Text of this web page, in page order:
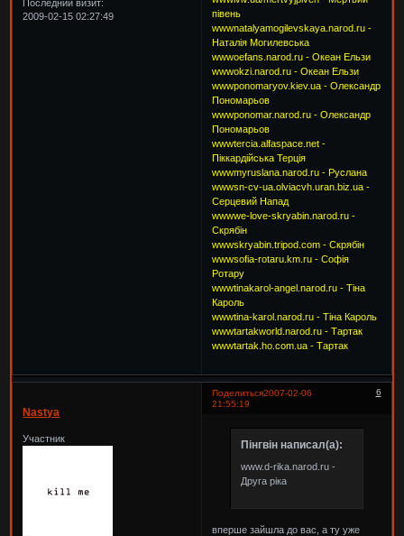
Последний визит:
2009-02-15 02:27:49
півень
wwwnatalyamogilevskaya.narod.ru -
Наталія Могилевська
wwwoefans.narod.ru - Океан Ельзи
wwwokzi.narod.ru - Океан Ельзи
wwwponomaryov.kiev.ua - Олександр
Пономарьов
wwwponomar.narod.ru - Олександр
Пономарьов
wwwtercia.alfaspace.net -
Піккардійська Терція
wwwmyruslana.narod.ru - Руслана
wwwsn-cv-ua.olviacvh.uran.biz.ua -
Серцевий Напад
wwwwe-love-skryabin.narod.ru -
Скрябін
wwwskryabin.tripod.com - Скрябін
wwwsofia-rotaru.km.ru - Софія
Ротару
wwwtinakarol-angel.narod.ru - Тіна
Кароль
wwwtina-karol.narod.ru - Тіна Кароль
wwwtartakworld.narod.ru - Тартак
wwwtartak.ho.com.ua - Тартак
Поделиться 6
2007-02-06
21:55:19
Nastya
Участник Пінгвін написал(а):
www.d-rika.narod.ru -
Друга ріка
вперше зайшла до вас, а ту уже